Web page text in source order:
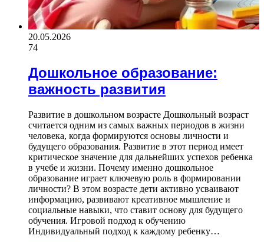
20.05.2026
74
Дошкольное образование:
важность развития
Развитие в дошкольном возрасте Дошкольный возраст
считается одним из самых важных периодов в жизни
человека, когда формируются основы личности и
будущего образования. Развитие в этот период имеет
критическое значение для дальнейших успехов ребенка
в учебе и жизни. Почему именно дошкольное
образование играет ключевую роль в формировании
личности? В этом возрасте дети активно усваивают
информацию, развивают креативное мышление и
социальные навыки, что ставит основу для будущего
обучения. Игровой подход к обучению
Индивидуальный подход к каждому ребенку…